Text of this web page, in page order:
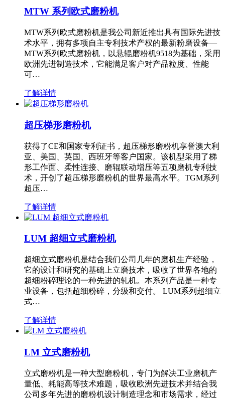
MTW 系列欧式磨粉机
MTW系列欧式磨粉机是我公司新近推出具有国际先进技
术水平，拥有多项自主专利技术产权的最新粉磨设备—
MTW系列欧式磨粉机，以悬辊磨粉机9518为基础，采用
欧洲先进制造技术，它能满足客户对产品粒度、性能
可…
了解详情
超压梯形磨粉机
获得了CE和国家专利证书，超压梯形磨粉机享誉澳大利
亚、美国、英国、西班牙等客户国家。该机型采用了梯
形工作面、柔性连接、磨辊联动增压等五项磨机专利技
术，开创了超压梯形磨粉机的世界最高水平。TGM系列
超压…
了解详情
LUM 超细立式磨粉机
超细立式磨粉机是结合我们公司几年的磨机生产经验，
它的设计和研究的基础上立磨技术，吸收了世界各地的
超细粉碎理论的一种先进的轧机。本系列产品是一种专
业设备，包括超细粉碎，分级和交付。 LUM系列超细立
式…
了解详情
LM 立式磨粉机
立式磨粉机是一种大型磨粉机，专门为解决工业磨机产
量低、耗能高等技术难题，吸收欧洲先进技术并结合我
公司多年先进的磨粉机设计制造理念和市场需求，经过